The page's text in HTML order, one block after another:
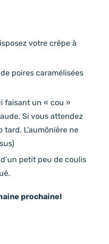
votre crêpe à
poires caramélisées
faisant un « cou »
Si vous attendez
tard. L’aumônière ne
petit peu de coulis
prochaine!